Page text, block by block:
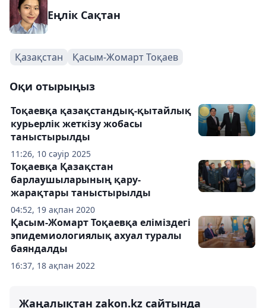
Еңлік Сақтан
Қазақстан Қасым-Жомарт Тоқаев
Оқи отырыңыз
11:26, 10 сәуір 2025
Тоқаевқа қазақстандық-қытайлық
курьерлік жеткізу жобасы
таныстырылды
04:52, 19 ақпан 2020
Тоқаевқа Қазақстан
барлаушыларының қару-
жарақтары таныстырылды
16:37, 18 ақпан 2022
Қасым-Жомарт Тоқаевқа еліміздегі
эпидемиологиялық ахуал туралы
баяндалды
Жаңалықтан zakon.kz сайтында